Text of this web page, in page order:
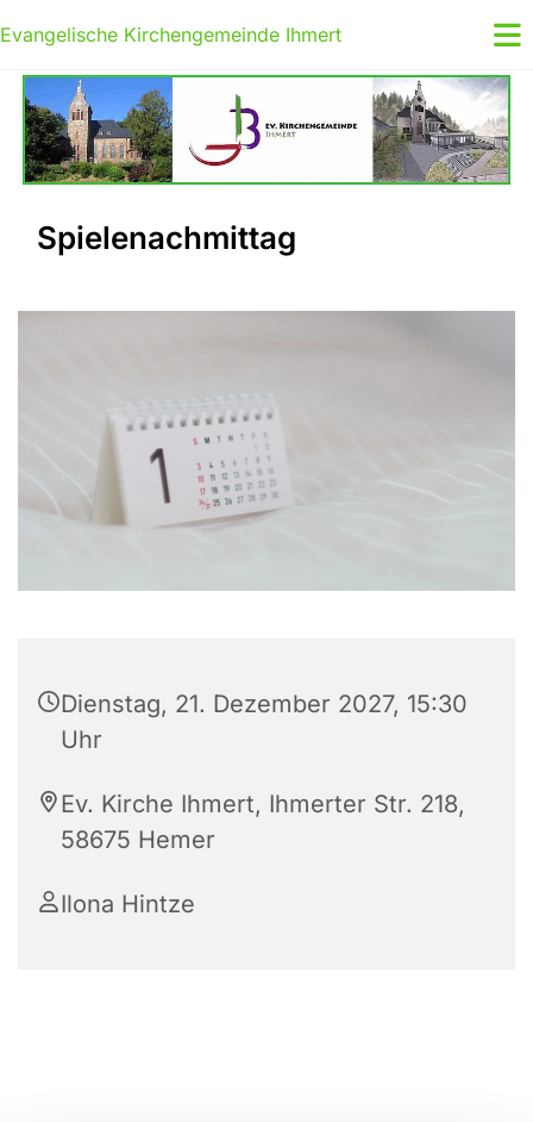
Evangelische Kirchengemeinde Ihmert
Spielenachmittag
Dienstag, 21. Dezember 2027, 15:30
Uhr
Ev. Kirche Ihmert, Ihmerter Str. 218,
58675 Hemer
Ilona Hintze